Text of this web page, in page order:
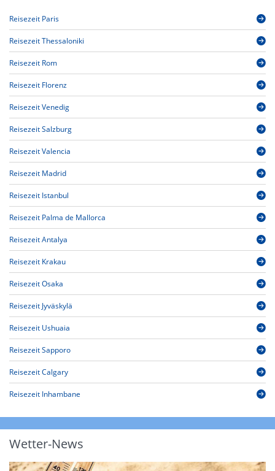
Reisezeit Paris
Reisezeit Thessaloniki
Reisezeit Rom
Reisezeit Florenz
Reisezeit Venedig
Reisezeit Salzburg
Reisezeit Valencia
Reisezeit Madrid
Reisezeit Istanbul
Reisezeit Palma de Mallorca
Reisezeit Antalya
Reisezeit Krakau
Reisezeit Osaka
Reisezeit Jyväskylä
Reisezeit Ushuaia
Reisezeit Sapporo
Reisezeit Calgary
Reisezeit Inhambane
Wetter-News